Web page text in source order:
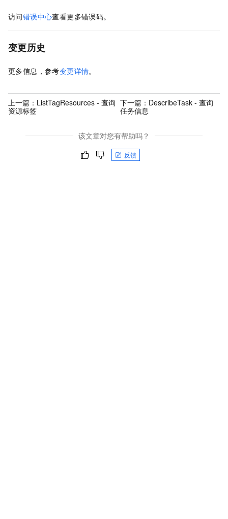
访问错误中心查看更多错误码。
变更历史
更多信息，参考变更详情。
上一篇： ListTagResources - 查询
资源标签
下一篇： DescribeTask - 查询
任务信息
该文章对您有帮助吗？
反馈